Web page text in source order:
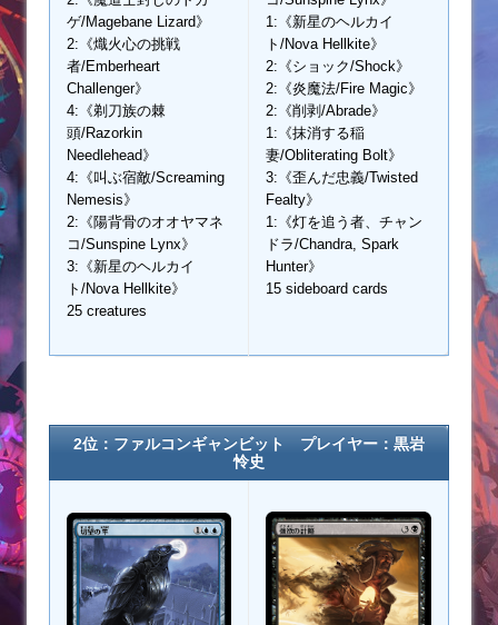
ゲ/Magebane Lizard》
2:《熾火心の挑戦
者/Emberheart
Challenger》
4:《剃刀族の棘
頭/Razorkin
Needlehead》
4:《叫ぶ宿敵/Screaming
Nemesis》
2:《陽背骨のオオヤマネ
コ/Sunspine Lynx》
3:《新星のヘルカイ
ト/Nova Hellkite》
25 creatures
1:《新星のヘルカイ
ト/Nova Hellkite》
2:《ショック/Shock》
2:《炎魔法/Fire Magic》
2:《削剥/Abrade》
1:《抹消する稲
妻/Obliterating Bolt》
3:《歪んだ忠義/Twisted
Fealty》
1:《灯を追う者、チャン
ドラ/Chandra, Spark
Hunter》
15 sideboard cards
2位：ファルコンギャンビット プレイヤー：黒岩
怜史